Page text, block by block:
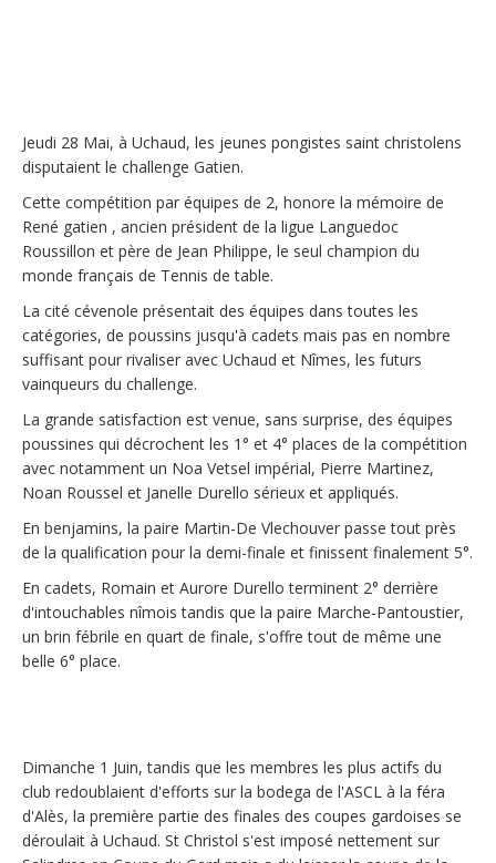
Jeudi 28 Mai, à Uchaud, les jeunes pongistes saint christolens
disputaient le challenge Gatien.
Cette compétition par équipes de 2, honore la mémoire de
René gatien , ancien président de la ligue Languedoc
Roussillon et père de Jean Philippe, le seul champion du
monde français de Tennis de table.
La cité cévenole présentait des équipes dans toutes les
catégories, de poussins jusqu'à cadets mais pas en nombre
suffisant pour rivaliser avec Uchaud et Nîmes, les futurs
vainqueurs du challenge.
La grande satisfaction est venue, sans surprise, des équipes
poussines qui décrochent les 1° et 4° places de la compétition
avec notamment un Noa Vetsel impérial, Pierre Martinez,
Noan Roussel et Janelle Durello sérieux et appliqués.
En benjamins, la paire Martin-De Vlechouver passe tout près
de la qualification pour la demi-finale et finissent finalement 5°.
En cadets, Romain et Aurore Durello terminent 2° derrière
d'intouchables nîmois tandis que la paire Marche-Pantoustier,
un brin fébrile en quart de finale, s'offre tout de même une
belle 6° place.
Dimanche 1 Juin, tandis que les membres les plus actifs du
club redoublaient d'efforts sur la bodega de l'ASCL à la féra
d'Alès, la première partie des finales des coupes gardoises se
déroulait à Uchaud. St Christol s'est imposé nettement sur